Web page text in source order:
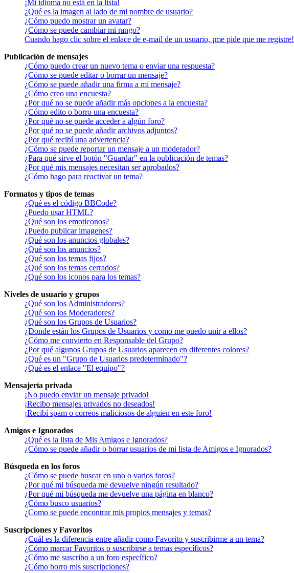
¡Mi idioma no está en la lista!
¿Qué es la imagen al lado de mi nombre de usuario?
¿Cómo puedo mostrar un avatar?
¿Cómo se puede cambiar mi rango?
Cuando hago clic sobre el enlace de e-mail de un usuario, ¡me pide que me registre!
Publicación de mensajes
¿Cómo puedo crear un nuevo tema o enviar una respuesta?
¿Cómo se puede editar o borrar un mensaje?
¿Cómo se puede añadir una firma a mi mensaje?
¿Cómo creo una encuesta?
¿Por qué no se puede añadir más opciones a la encuesta?
¿Cómo edito o borro una encuesta?
¿Por qué no se puede acceder a algún foro?
¿Por qué no se puede añadir archivos adjuntos?
¿Por qué recibí una advertencia?
¿Cómo se puede reportar un mensaje a un moderador?
¿Para qué sirve el botón "Guardar" en la publicación de temas?
¿Por qué mis mensajes necesitan ser aprobados?
¿Cómo hago para reactivar un tema?
Formatos y tipos de temas
¿Qué es el código BBCode?
¿Puedo usar HTML?
¿Qué son los emoticonos?
¿Puedo publicar imagenes?
¿Qué son los anuncios globales?
¿Qué son los anuncios?
¿Qué son los temas fijos?
¿Qué son los temas cerrados?
¿Qué son los iconos para los temas?
Niveles de usuario y grupos
¿Qué son los Administradores?
¿Qué son los Moderadores?
¿Qué son los Grupos de Usuarios?
¿Donde están los Grupos de Usuarios y como me puedo unir a ellos?
¿Cómo me convierto en Responsable del Grupo?
¿Por qué algunos Grupos de Usuarios aparecen en diferentes colores?
¿Qué es un "Grupo de Usuarios predeterminado"?
¿Qué es el enlace "El equipo"?
Mensajería privada
¡No puedo enviar un mensaje privado!
¡Recibo mensajes privados no deseados!
¡Recibí spam o correos maliciosos de alguien en este foro!
Amigos e Ignorados
¿Qué es la lista de Mis Amigos e Ignorados?
¿Cómo se puede añadir o borrar usuarios de mi lista de Amigos e Ignorados?
Búsqueda en los foros
¿Cómo se puede buscar en uno o varios foros?
¿Por qué mi búsqueda me devuelve ningún resultado?
¿Por qué mi búsqueda me devuelve una página en blanco?
¿Cómo busco usuarios?
¿Como se puede encontrar mis propios mensajes y temas?
Suscripciones y Favoritos
¿Cuál es la diferencia entre añadir como Favorito y suscribirme a un tema?
¿Cómo marcar Favoritos o suscribirse a temas específicos?
¿Cómo me suscribo a un foro específico?
¿Cómo borro mis suscripciones?